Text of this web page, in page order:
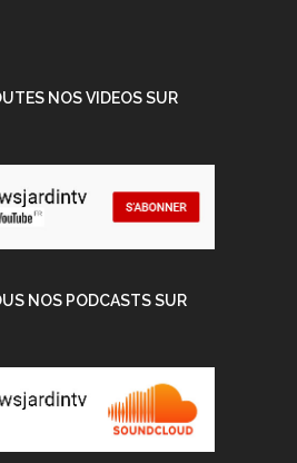
NOS VIDEOS SUR
NOS PODCASTS SUR